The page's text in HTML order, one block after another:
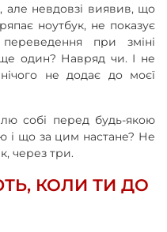
але невдовзі виявив, що
ноутбук, не показує
при зміні
один? Навряд чи. І не
не додає до моєї
собі перед будь-якою
і що за цим настане? Не
через три.
КОЛИ ТИ ДО